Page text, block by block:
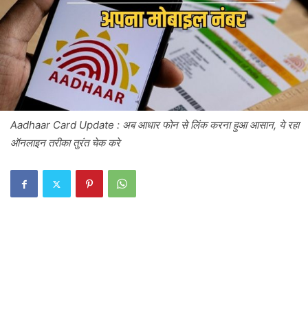
Aadhaar Card Update : अब आधार फोन से लिंक करना हुआ आसान, ये रहा
ऑनलाइन तरीका तुरंत चेक करे